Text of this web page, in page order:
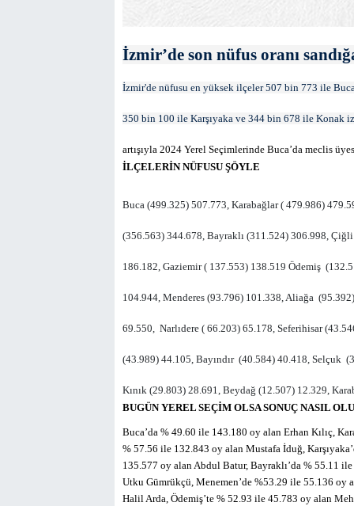
İzmir’de son nüfus oranı
İzmir'de nüfusu en yüksek ilçeler 507 bin 773 ile
350 bin 100 ile Karşıyaka ve 344 bin 678 ile Konak
artışıyla 2024 Yerel Seçimlerinde Buca’da meclis
İLÇELERİN NÜFUSU ŞÖYLE
Buca (499.325) 507.773, Karabağlar ( 479.986)
(356.563) 344.678, Bayraklı (311.524) 306.998,
186.182, Gaziemir ( 137.553) 138.519 Ödemiş
104.944, Menderes (93.796) 101.338, Aliağa
69.550, Narlıdere ( 66.203) 65.178, Seferihisar
(43.989) 44.105, Bayındır (40.584) 40.418, Selçuk
Kınık (29.803) 28.691, Beydağ (12.507) 12.329,
BUGÜN YEREL SEÇİM OLSA SONUÇ NASIL
Buca’da % 49.60 ile 143.180 oy alan Erhan Kılıç,
% 57.56 ile 132.843 oy alan Mustafa İduğ,
135.577 oy alan Abdul Batur, Bayraklı’da % 55.11
Utku Gümrükçü, Menemen’de %53.29 ile 55.136 oy
Halil Arda, Ödemiş’te % 52.93 ile 45.783 oy alan